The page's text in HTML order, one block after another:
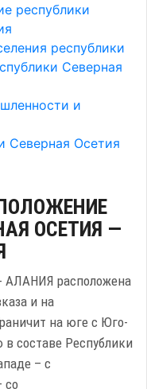
республики
республики
Северная
и
Северная Осетия
ОСЕТИЯ —
расположена
и на
на юге с Юго-
составе Республики
– с
со